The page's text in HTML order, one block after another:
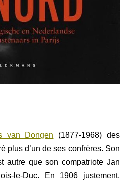
van Dongen (1877-1968) des
plus d’un de ses confrères. Son
autre que son compatriote Jan
le-Duc. En 1906 justement,